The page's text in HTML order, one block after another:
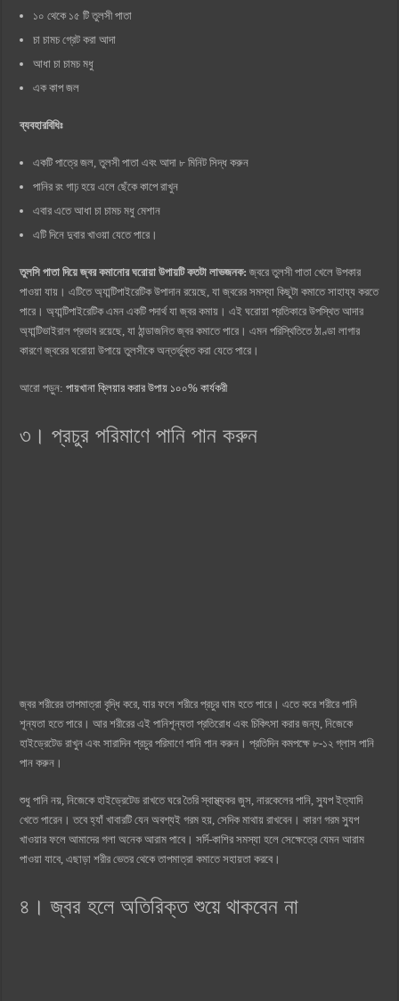
১০ থেকে ১৫ টি তুলসী পাতা
চা চামচ গ্রেট করা আদা
আধা চা চামচ মধু
এক কাপ জল
ব্যবহারবিধিঃ
একটি পাত্রে জল, তুলসী পাতা এবং আদা ৮ মিনিট সিদ্ধ করুন
পানির রং গাঢ় হয়ে এলে ছেঁকে কাপে রাখুন
এবার এতে আধা চা চামচ মধু মেশান
এটি দিনে দুবার খাওয়া যেতে পারে।
তুলসি পাতা দিয়ে জ্বর কমানোর ঘরোয়া উপায়টি কতটা লাভজনক: জ্বরে তুলসী পাতা খেলে উপকার
পাওয়া যায়। এটিতে অ্যান্টিপাইরেটিক উপাদান রয়েছে, যা জ্বরের সমস্যা কিছুটা কমাতে সাহায্য করতে
পারে। অ্যান্টিপাইরেটিক এমন একটি পদার্থ যা জ্বর কমায়। এই ঘরোয়া প্রতিকারে উপস্থিত আদার
অ্যান্টিভাইরাল প্রভাব রয়েছে, যা ঠান্ডাজনিত জ্বর কমাতে পারে। এমন পরিস্থিতিতে ঠাণ্ডা লাগার
কারণে জ্বরের ঘরোয়া উপায়ে তুলসীকে অন্তর্ভুক্ত করা যেতে পারে।
আরো পড়ুন:পায়খানা ক্লিয়ার করার উপায় ১০০% কার্যকরী
৩। প্রচুর পরিমাণে পানি পান করুন
জ্বর শরীরের তাপমাত্রা বৃদ্ধি করে, যার ফলে শরীরে প্রচুর ঘাম হতে পারে। এতে করে শরীরে পানি
শূন্যতা হতে পারে। আর শরীরের এই পানিশূন্যতা প্রতিরোধ এবং চিকিৎসা করার জন্য, নিজেকে
হাইড্রেটেড রাখুন এবং সারাদিন প্রচুর পরিমাণে পানি পান করুন। প্রতিদিন কমপক্ষে ৮-১২ গ্লাস পানি
পান করুন।
শুধু পানি নয়, নিজেকে হাইড্রেটেড রাখতে ঘরে তৈরি স্বাস্থ্যকর জুস, নারকেলের পানি, স্যুপ ইত্যাদি
খেতে পারেন। তবে হ্যাঁ খাবারটি যেন অবশ্যই গরম হয়, সেদিক মাথায় রাখবেন। কারণ গরম স্যুপ
খাওয়ার ফলে আমাদের গলা অনেক আরাম পাবে। সর্দি-কাশির সমস্যা হলে সেক্ষেত্রে যেমন আরাম
পাওয়া যাবে, এছাড়া শরীর ভেতর থেকে তাপমাত্রা কমাতে সহায়তা করবে।
৪। জ্বর হলে অতিরিক্ত শুয়ে থাকবেন না